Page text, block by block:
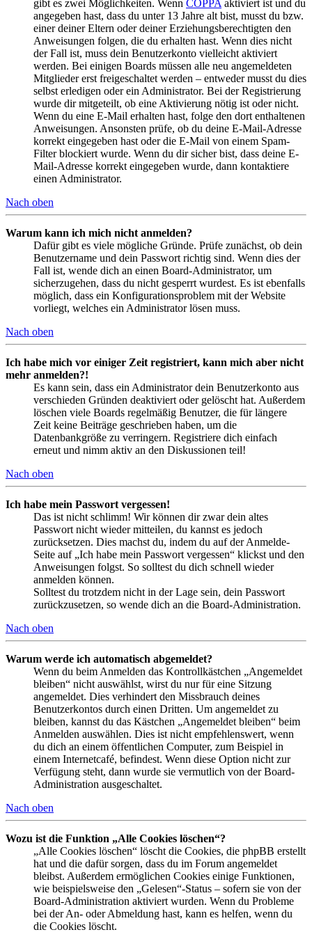
gibt es zwei Möglichkeiten. Wenn COPPA aktiviert ist und du
angegeben hast, dass du unter 13 Jahre alt bist, musst du bzw.
einer deiner Eltern oder deiner Erziehungsberechtigten den
Anweisungen folgen, die du erhalten hast. Wenn dies nicht
der Fall ist, muss dein Benutzerkonto vielleicht aktiviert
werden. Bei einigen Boards müssen alle neu angemeldeten
Mitglieder erst freigeschaltet werden – entweder musst du dies
selbst erledigen oder ein Administrator. Bei der Registrierung
wurde dir mitgeteilt, ob eine Aktivierung nötig ist oder nicht.
Wenn du eine E-Mail erhalten hast, folge den dort enthaltenen
Anweisungen. Ansonsten prüfe, ob du deine E-Mail-Adresse
korrekt eingegeben hast oder die E-Mail von einem Spam-
Filter blockiert wurde. Wenn du dir sicher bist, dass deine E-
Mail-Adresse korrekt eingegeben wurde, dann kontaktiere
einen Administrator.
Nach oben
Warum kann ich mich nicht anmelden?
Dafür gibt es viele mögliche Gründe. Prüfe zunächst, ob dein
Benutzername und dein Passwort richtig sind. Wenn dies der
Fall ist, wende dich an einen Board-Administrator, um
sicherzugehen, dass du nicht gesperrt wurdest. Es ist ebenfalls
möglich, dass ein Konfigurationsproblem mit der Website
vorliegt, welches ein Administrator lösen muss.
Nach oben
Ich habe mich vor einiger Zeit registriert, kann mich aber nicht
mehr anmelden?!
Es kann sein, dass ein Administrator dein Benutzerkonto aus
verschieden Gründen deaktiviert oder gelöscht hat. Außerdem
löschen viele Boards regelmäßig Benutzer, die für längere
Zeit keine Beiträge geschrieben haben, um die
Datenbankgröße zu verringern. Registriere dich einfach
erneut und nimm aktiv an den Diskussionen teil!
Nach oben
Ich habe mein Passwort vergessen!
Das ist nicht schlimm! Wir können dir zwar dein altes
Passwort nicht wieder mitteilen, du kannst es jedoch
zurücksetzen. Dies machst du, indem du auf der Anmelde-
Seite auf „Ich habe mein Passwort vergessen“ klickst und den
Anweisungen folgst. So solltest du dich schnell wieder
anmelden können.
Solltest du trotzdem nicht in der Lage sein, dein Passwort
zurückzusetzen, so wende dich an die Board-Administration.
Nach oben
Warum werde ich automatisch abgemeldet?
Wenn du beim Anmelden das Kontrollkästchen „Angemeldet
bleiben“ nicht auswählst, wirst du nur für eine Sitzung
angemeldet. Dies verhindert den Missbrauch deines
Benutzerkontos durch einen Dritten. Um angemeldet zu
bleiben, kannst du das Kästchen „Angemeldet bleiben“ beim
Anmelden auswählen. Dies ist nicht empfehlenswert, wenn
du dich an einem öffentlichen Computer, zum Beispiel in
einem Internetcafé, befindest. Wenn diese Option nicht zur
Verfügung steht, dann wurde sie vermutlich von der Board-
Administration ausgeschaltet.
Nach oben
Wozu ist die Funktion „Alle Cookies löschen“?
„Alle Cookies löschen“ löscht die Cookies, die phpBB erstellt
hat und die dafür sorgen, dass du im Forum angemeldet
bleibst. Außerdem ermöglichen Cookies einige Funktionen,
wie beispielsweise den „Gelesen“-Status – sofern sie von der
Board-Administration aktiviert wurden. Wenn du Probleme
bei der An- oder Abmeldung hast, kann es helfen, wenn du
die Cookies löscht.